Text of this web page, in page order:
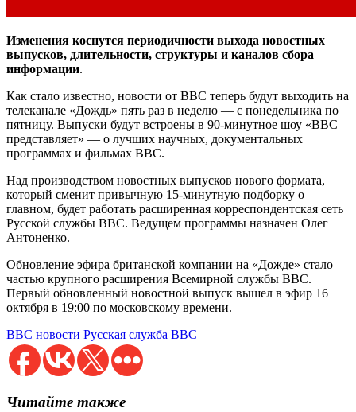
Изменения коснутся периодичности выхода новостных
выпусков, длительности, структуры и каналов сбора
информации.
Как стало известно, новости от BBC теперь будут выходить на
телеканале «Дождь» пять раз в неделю — с понедельника по
пятницу. Выпуски будут встроены в 90-минутное шоу «BBC
представляет» — о лучших научных, документальных
программах и фильмах BBC.
Над производством новостных выпусков нового формата,
который сменит привычную 15-минутную подборку о
главном, будет работать расширенная корреспондентская сеть
Русской службы BBC. Ведущем программы назначен Олег
Антоненко.
Обновление эфира британской компании на «Дожде» стало
частью крупного расширения Всемирной службы BBC.
Первый обновленный новостной выпуск вышел в эфир 16
октября в 19:00 по московскому времени.
BBC новости Русская служба BBC
Читайте также